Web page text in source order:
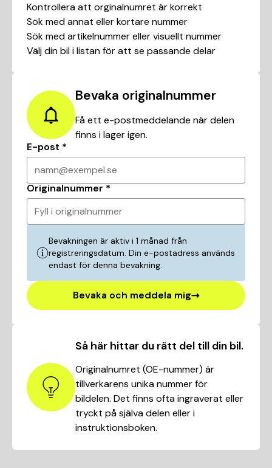
Kontrollera att orginalnumret är korrekt
Sök med annat eller kortare nummer
Sök med artikelnummer eller visuellt nummer
Välj din bil i listan för att se passande delar
Så här hittar du rätt del till din bil.
Originalnumret (OE-nummer) är
tillverkarens unika nummer för
bildelen. Det finns ofta ingraverat eller
tryckt på själva delen eller i
instruktionsboken.
Bevaka originalnummer
Få ett e-postmeddelande när delen
finns i lager igen.
E-post *
namn@exempel.se
Originalnummer *
Fyll i originalnummer
Bevakningen är aktiv i 1 månad från
registreringsdatum. Din e-postadress används
endast för denna bevakning.
Bevaka och meddela mig